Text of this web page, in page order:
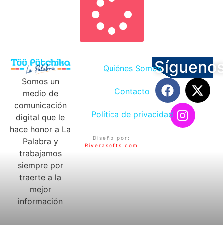
Somos un
medio de
comunicación
digital que le
hace honor a La
Palabra y
trabajamos
siempre por
traerte a la
mejor
información
Quiénes Somos
Contacto
Política de privacidad
Diseño por:
Riverasofts.com